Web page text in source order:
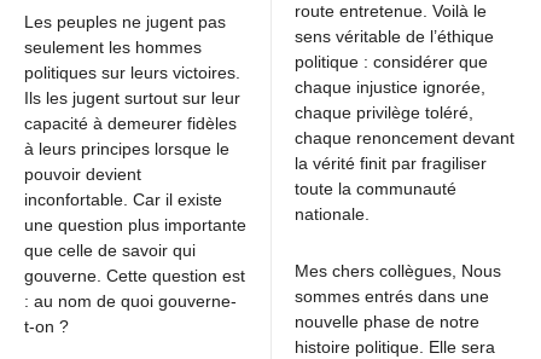
Les peuples ne jugent pas
seulement les hommes
politiques sur leurs victoires.
Ils les jugent surtout sur leur
capacité à demeurer fidèles
à leurs principes lorsque le
pouvoir devient
inconfortable. Car il existe
une question plus importante
que celle de savoir qui
gouverne. Cette question est
: au nom de quoi gouverne-
t-on ?
route entretenue. Voilà le
sens véritable de l’éthique
politique : considérer que
chaque injustice ignorée,
chaque privilège toléré,
chaque renoncement devant
la vérité finit par fragiliser
toute la communauté
nationale.
Mes chers collègues, Nous
sommes entrés dans une
nouvelle phase de notre
histoire politique. Elle sera